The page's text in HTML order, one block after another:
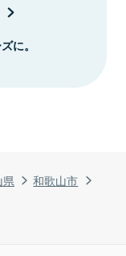
和歌山市
に。